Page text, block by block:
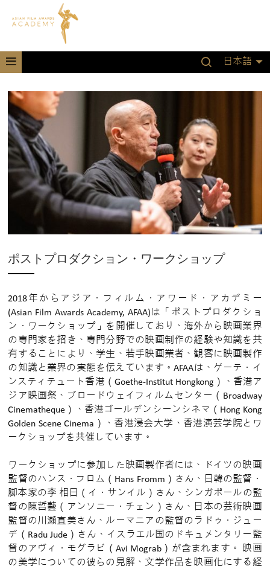
日本語
ポストプロダクション・ワークショップ
2018年からアジア・フィルム・アワード・アカデミー
(Asian Film Awards Academy, AFAA)は「ポストプロダクショ
ン・ワークショップ」を開催しており、海外から映画業界
の専門家を招き、専門分野での映画制作の経験や知識を共
有することにより、学生、若手映画業者、観客に映画製作
の知識と業界の実態を伝えています。AFAAは、ゲーテ・イ
ンスティテュート香港（Goethe-Institut Hongkong）、香港ア
ジア映画祭、ブロードウェイフィルムセンター（Broadway
Cinematheque）、香港ゴールデンシーンシネマ（Hong Kong
Golden Scene Cinema）、香港浸会大学、香港演芸学院とワ
ークショップを共催しています。
ワークショップに参加した映画製作者には、ドイツの映画
監督のハンス・フロム（Hans Fromm）さん、日韓の監督・
脚本家の李 相日（イ・サンイル）さん、シンガポールの監
督の陳哲藝（アンソニー・チェン）さん、日本の芸術映画
監督の川瀬直美さん、ルーマニアの監督のラドゥ・ジュー
デ（Radu Jude）さん、イスラエル国のドキュメンタリー監
督のアヴィ・モグラビ（Avi Mograb）が含まれます。 映画
の美学についての彼らの見解、文学作品を映画化にする経